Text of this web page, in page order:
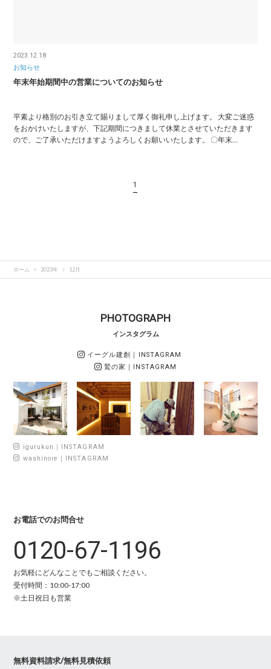
2023.12.18
お知らせ
年末年始期間中の営業についてのお知らせ
平素より格別のお引き立て賜りまして厚く御礼申し上げます。 大変ご迷惑
をおかけいたしますが、下記期間につきまして休業とさせていただきます
ので、ご了承いただけますようよろしくお願いいたします。 〇年末…
1
ホーム 2023年 12月
PHOTOGRAPH
インスタグラム
イーグル建創 ｜INSTAGRAM
鷲の家 ｜INSTAGRAM
igurukun｜INSTAGRAM
washinoie｜INSTAGRAM
お電話でのお問合せ
0120-67-1196
お気軽にどんなことでもご相談ください。
受付時間：10:00-17:00
※土日祝日も営業
無料資料請求/無料見積依頼